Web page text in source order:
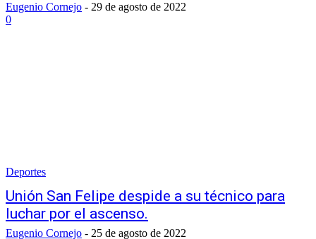
Eugenio Cornejo - 29 de agosto de 2022
0
Deportes
Unión San Felipe despide a su técnico para
luchar por el ascenso.
Eugenio Cornejo - 25 de agosto de 2022